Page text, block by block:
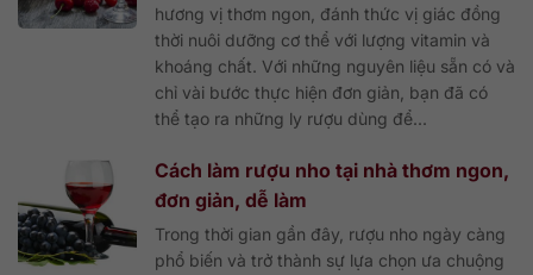
hương vị thơm ngon, đánh thức vị giác đồng
thời nuôi dưỡng cơ thể với lượng vitamin và
khoáng chất. Với những nguyên liệu sẵn có và
chỉ vài bước thực hiện đơn giản, bạn đã có
thể tạo ra những ly rượu dùng để...
Cách làm rượu nho tại nhà thơm ngon,
đơn giản, dễ làm
Trong thời gian gần đây, rượu nho ngày càng
phổ biến và trở thành sự lựa chọn ưa chuộng